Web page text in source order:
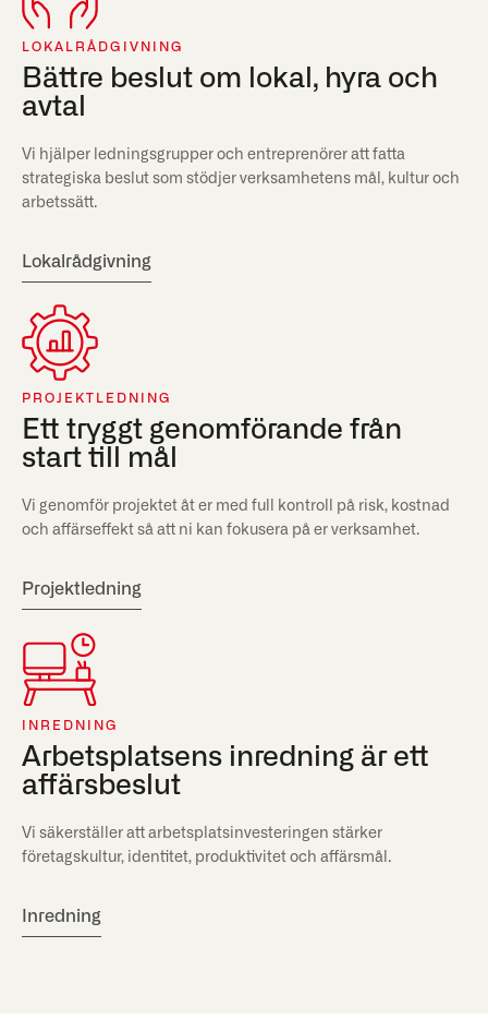
LOKALRÅDGIVNING
Bättre beslut om lokal, hyra och
avtal
Vi hjälper ledningsgrupper och entreprenörer att fatta
strategiska beslut som stödjer verksamhetens mål, kultur och
arbetssätt.
Lokalrådgivning
PROJEKTLEDNING
Ett tryggt genomförande från
start till mål
Vi genomför projektet åt er med full kontroll på risk, kostnad
och affärseffekt så att ni kan fokusera på er verksamhet.
Projektledning
INREDNING
Arbetsplatsens inredning är ett
affärsbeslut
Vi säkerställer att arbetsplatsinvesteringen stärker
företagskultur, identitet, produktivitet och affärsmål.
Inredning